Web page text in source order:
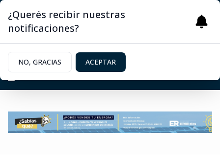
¿Querés recibir nuestras
notificaciones?
NO, GRACIAS ACEPTAR